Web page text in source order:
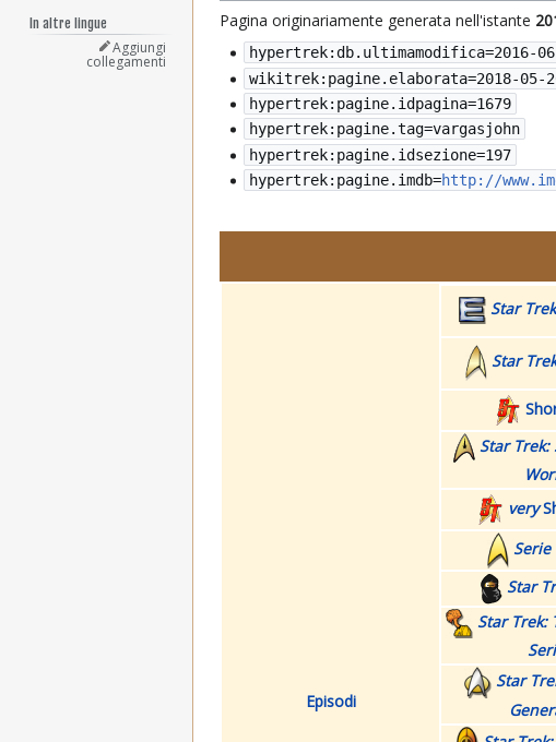
Pagina originariamente generata nell'istante
hypertrek:db.ultimamodifica=2016-
wikitrek:pagine.elaborata=2018-05-
hypertrek:pagine.idpagina=1679
hypertrek:pagine.tag=vargasjohn
hypertrek:pagine.idsezione=197
hypertrek:pagine.imdb=http://
Episodi
Star
Star
Star Trek:
very
Serie
Star
Star Trek:
Star
In altre lingue
Aggiungi
collegamenti